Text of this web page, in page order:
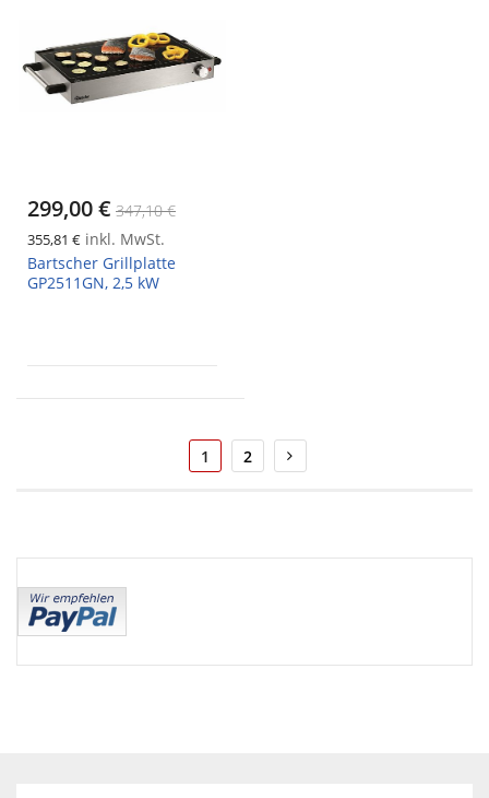
299,00 € 347,10 €
355,81 € inkl. MwSt.
Bartscher Grillplatte
GP2511GN, 2,5 kW
Seite
Sie
lesen
gerade
1 Seite
2 Seite
Weiter